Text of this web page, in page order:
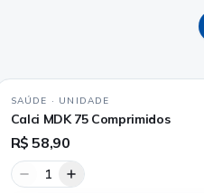
SAÚDE · UNIDADE
Calci MDK 75 Comprimidos
R$ 58,90
1